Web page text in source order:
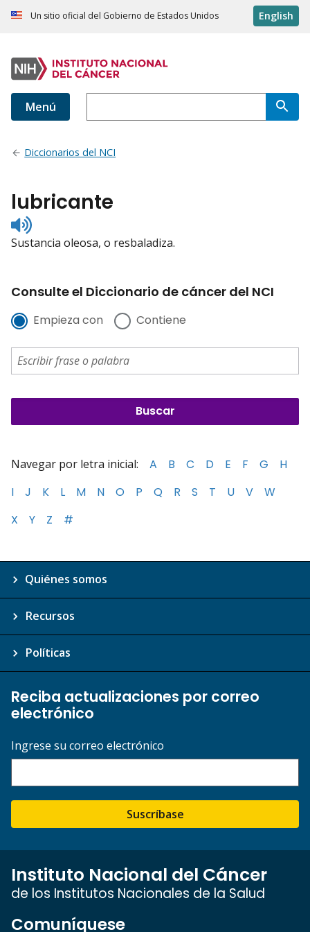
Un sitio oficial del Gobierno de Estados Unidos English
Menú
Diccionarios del NCI
lubricante
Listen
to
pronunciation
Sustancia oleosa, o resbaladiza.
Consulte el Diccionario de cáncer del NCI
Empieza con Contiene
Navegar por letra inicial: A B C D E F G
H
I
J K L M N O P Q R S T U V
W
X
Y Z #
Quiénes somos
Recursos
Políticas
Reciba actualizaciones por correo
electrónico
Ingrese su correo electrónico
Suscríbase
Instituto Nacional del Cáncer
de los Institutos Nacionales de la Salud
Comuníquese